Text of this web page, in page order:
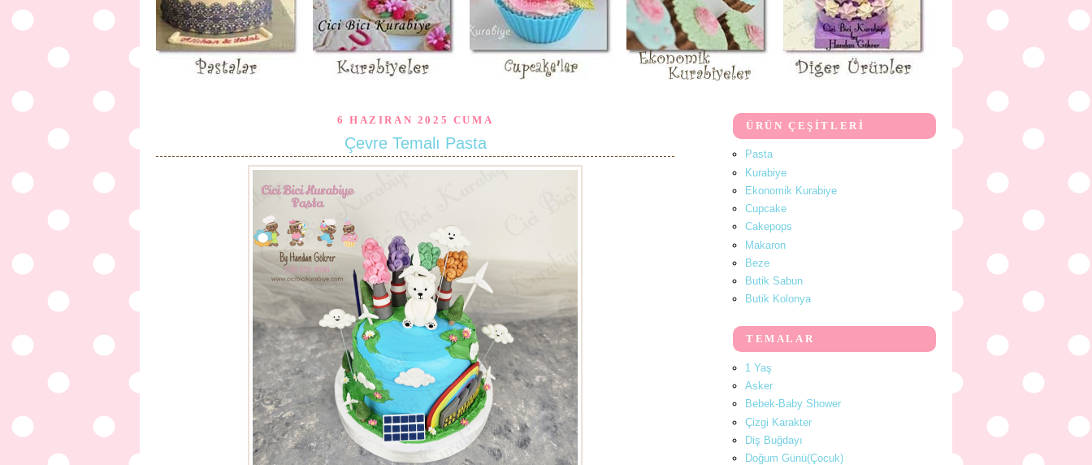
6 HAZIRAN 2025 CUMA
Çevre Temalı Pasta
ÜRÜN ÇEŞİTLERİ
Pasta
Kurabiye
Ekonomik Kurabiye
Cupcake
Cakepops
Makaron
Beze
Butik Sabun
Butik Kolonya
TEMALAR
1 Yaş
Asker
Bebek-Baby Shower
Çizgi Karakter
Diş Buğdayı
Doğum Günü(Çocuk)